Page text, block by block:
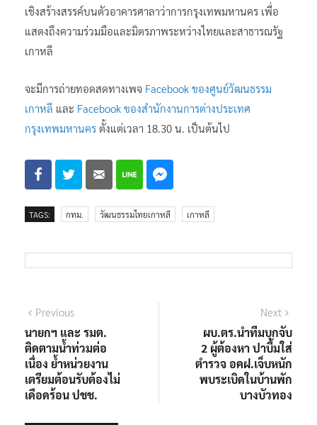
เชิงสร้างสรรค์บนตัวอาคารศาลาว่าการกรุงเทพมหานคร เพื่อ
แสดงถึงความร่วมมือและมิตรภาพระหว่างไทยและสาธารณรัฐ
เกาหลี
จะมีการถ่ายทอดสดทางเพจ Facebook ของศูนย์วัฒนธรรม
เกาหลี และ Facebook ของสำนักงานการต่างประเทศ
กรุงเทพมหานคร ตั้งแต่เวลา 18.30 น. เป็นต้นไป
TAGS: กทม. วัฒนธรรมไทยเกาหลี เกาหลี
แนะแนว
เรื่อง
PreviousPrevious
post:
นายกฯ และ รมต.
ติดตามน้ำท่วมต่อ
เนื่อง ย้ำหน่วยงาน
เตรียมต้อนรับต้องไม่
เดือดร้อน ปชช.
Next
post:
ผบ.ตร.นำทีมบุกจับ
2 ผู้ต้องหา ปาบึ้มใส่
ตำรวจ อคฝ.เจ็บหนัก
พบระเบิดในบ้านพัก
บางบัวทอง